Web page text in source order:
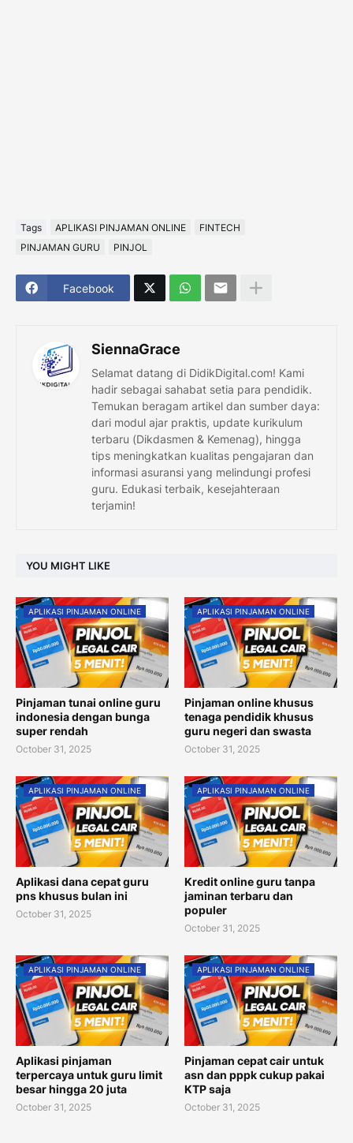
Tags APLIKASI PINJAMAN ONLINE
FINTECH
PINJAMAN GURU
PINJOL
Facebook
SiennaGrace
Selamat datang di DidikDigital.com! Kami
hadir sebagai sahabat setia para pendidik.
Temukan beragam artikel dan sumber daya:
dari modul ajar praktis, update kurikulum
terbaru (Dikdasmen & Kemenag), hingga
tips meningkatkan kualitas pengajaran dan
informasi asuransi yang melindungi profesi
guru. Edukasi terbaik, kesejahteraan
terjamin!
YOU MIGHT LIKE
APLIKASI PINJAMAN ONLINE
Pinjaman tunai online guru
indonesia dengan bunga
super rendah
October 31, 2025
APLIKASI PINJAMAN ONLINE
Pinjaman online khusus
tenaga pendidik khusus
guru negeri dan swasta
October 31, 2025
APLIKASI PINJAMAN ONLINE
Aplikasi dana cepat guru
pns khusus bulan ini
October 31, 2025
APLIKASI PINJAMAN ONLINE
Kredit online guru tanpa
jaminan terbaru dan
populer
October 31, 2025
APLIKASI PINJAMAN ONLINE
Aplikasi pinjaman
terpercaya untuk guru limit
besar hingga 20 juta
October 31, 2025
APLIKASI PINJAMAN ONLINE
Pinjaman cepat cair untuk
asn dan pppk cukup pakai
KTP saja
October 31, 2025